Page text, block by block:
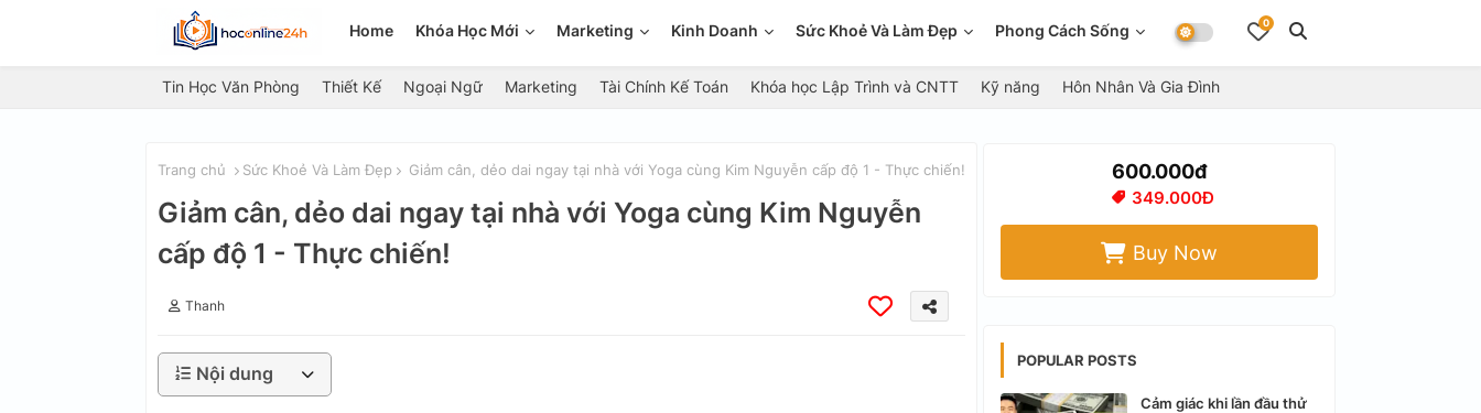
Home Khóa Học Mới Marketing Kinh Doanh Sức Khoẻ Và Làm Đẹp Phong Cách Sống 0
Tin Học Văn Phòng Thiết Kế Ngoại Ngữ Marketing Tài Chính Kế Toán Khóa học Lập Trình và CNTT Kỹ năng Hôn Nhân Và Gia Đình
Trang chủ Sức Khoẻ Và Làm Đẹp Giảm cân, dẻo dai ngay tại nhà với Yoga cùng Kim Nguyễn cấp độ 1 - Thực chiến!
Giảm cân, dẻo dai ngay tại nhà với Yoga cùng Kim Nguyễn
cấp độ 1 - Thực chiến!
Thanh
Nội dung
600.000đ
349.000Đ
Buy Now
POPULAR POSTS
Cảm giác khi lần đầu thử